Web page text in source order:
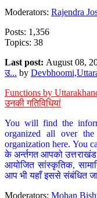
Moderators: Rajendra
Posts: 1,356
Topics: 38
Last post: August 08,
उ... by
Functions by
उनकी गतिविधियां
You will find the
organized all over
organization here. You
के अर्न्तगत आपको उत्तराखंड
आयोजित सांस्कृतिक,
आप भी यहाँ इससे संबंधित
Moderators: Mohan